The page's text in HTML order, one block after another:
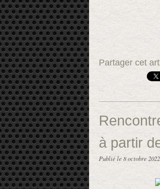
Partager cet
…
à partir
Publié le 8 octobre 2022